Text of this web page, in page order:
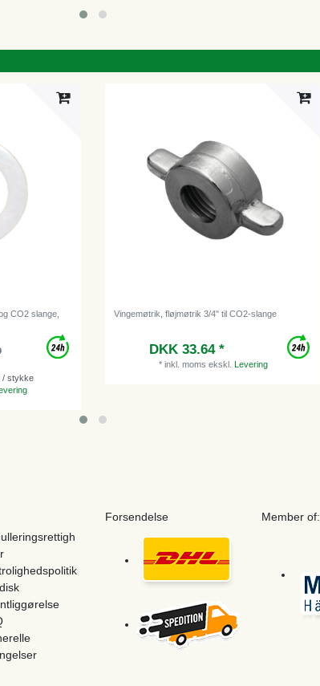
CO2 slange,
/ stykke
Vingemøtrik, fløjmøtrik 3/4" til CO2-slange
DKK 33.64 *
* inkl. moms ekskl. Levering
Forsendelse Member of: